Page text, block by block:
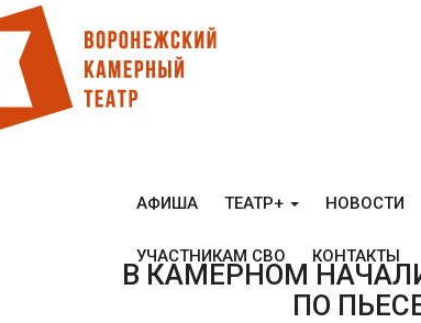
АФИША ТЕАТР+ НОВОСТИ
УЧАСТНИКАМ СВО КОНТАКТЫ
В КАМЕРНОМ
ПО